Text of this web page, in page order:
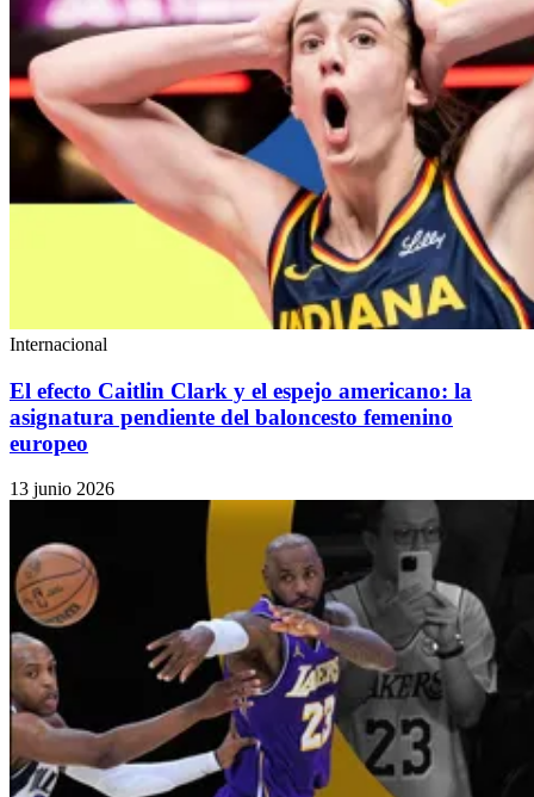
Internacional
El efecto Caitlin Clark y el espejo americano: la
asignatura pendiente del baloncesto femenino
europeo
13 junio 2026